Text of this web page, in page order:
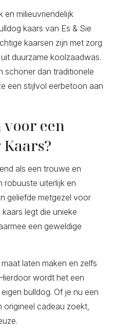
en milieuvriendelijk
kaars van Es & Sie
kaarsen zijn met zorg
duurzame koolzaadwas.
schoner dan traditionele
een stijlvol eerbetoon aan
een
als een trouwe en
robuuste uiterlijk en
geliefde metgezel voor
legt die unieke
een geweldige
laten maken en zelfs
wordt het een
bulldog. Of je nu een
cadeau zoekt,